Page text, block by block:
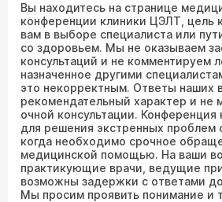
Вы находитесь на странице
конференции клиники ЦЭЛТ, цель
вам в выборе специалиста или
со здоровьем. Мы не оказываем
консультаций и не комментируем
назначенное другими
это некорректным. Ответы наших
рекомендательный характер и не
очной консультации. Конференция
для решения экстренных проблем
когда необходимо срочное
медицинской помощью. На ваши
практикующие врачи, ведущие
возможны задержки с ответами
Мы просим проявить понимание и